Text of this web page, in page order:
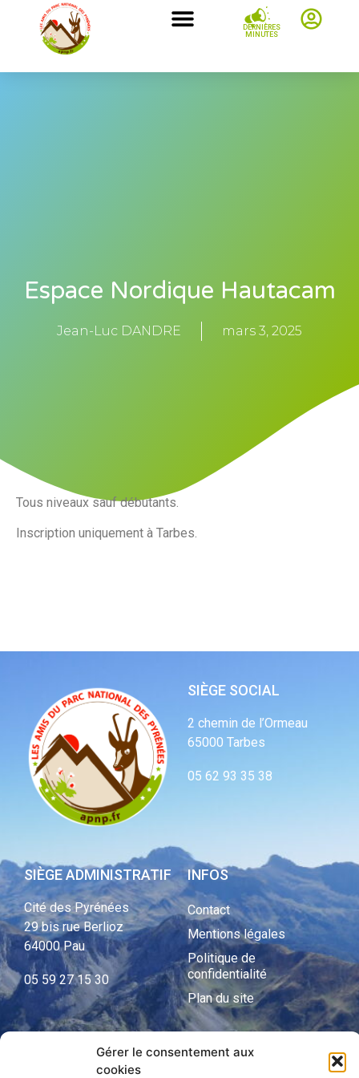
Gérer le consentement aux
cookies
DERNIÈRES
MINUTES
Espace Nordique Hautacam
Jean-Luc DANDRE mars 3, 2025
Tous niveaux sauf débutants.
Inscription uniquement à Tarbes.
SIÈGE SOCIAL
2 chemin de l’Ormeau
65000 Tarbes
05 62 93 35 38
SIÈGE ADMINISTRATIF
Cité des Pyrénées
29 bis rue Berlioz
64000 Pau
05 59 27 15 30
INFOS
Contact
Mentions légales
Politique de
confidentialité
Plan du site